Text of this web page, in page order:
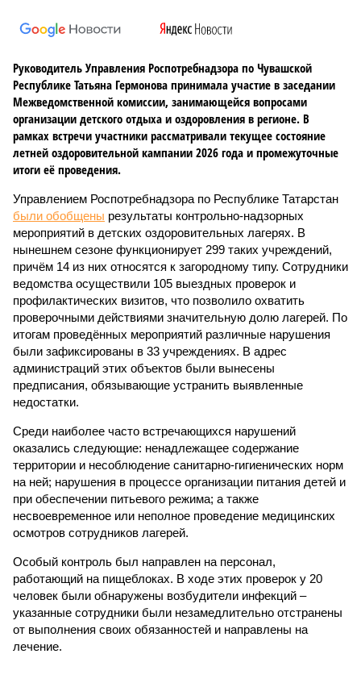
Руководитель Управления Роспотребнадзора по Чувашской
Республике Татьяна Гермонова принимала участие в заседании
Межведомственной комиссии, занимающейся вопросами
организации детского отдыха и оздоровления в регионе. В
рамках встречи участники рассматривали текущее состояние
летней оздоровительной кампании 2026 года и промежуточные
итоги её проведения.
Управлением Роспотребнадзора по Республике Татарстан
были обобщены результаты контрольно-надзорных
мероприятий в детских оздоровительных лагерях. В
нынешнем сезоне функционирует 299 таких учреждений,
причём 14 из них относятся к загородному типу. Сотрудники
ведомства осуществили 105 выездных проверок и
профилактических визитов, что позволило охватить
проверочными действиями значительную долю лагерей. По
итогам проведённых мероприятий различные нарушения
были зафиксированы в 33 учреждениях. В адрес
администраций этих объектов были вынесены
предписания, обязывающие устранить выявленные
недостатки.
Среди наиболее часто встречающихся нарушений
оказались следующие: ненадлежащее содержание
территории и несоблюдение санитарно-гигиенических норм
на ней; нарушения в процессе организации питания детей и
при обеспечении питьевого режима; а также
несвоевременное или неполное проведение медицинских
осмотров сотрудников лагерей.
Особый контроль был направлен на персонал,
работающий на пищеблоках. В ходе этих проверок у 20
человек были обнаружены возбудители инфекций –
указанные сотрудники были незамедлительно отстранены
от выполнения своих обязанностей и направлены на
лечение.